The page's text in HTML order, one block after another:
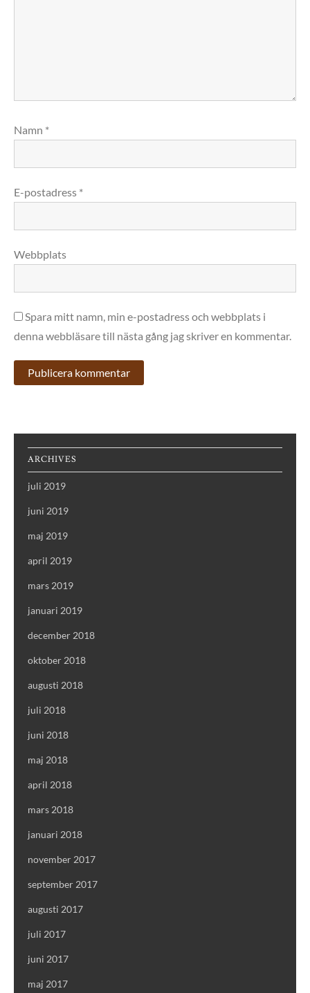
Namn *
E-postadress *
Webbplats
Spara mitt namn, min e-postadress och webbplats i
denna webbläsare till nästa gång jag skriver en kommentar.
ARCHIVES
juli 2019
juni 2019
maj 2019
april 2019
mars 2019
januari 2019
december 2018
oktober 2018
augusti 2018
juli 2018
juni 2018
maj 2018
april 2018
mars 2018
januari 2018
november 2017
september 2017
augusti 2017
juli 2017
juni 2017
maj 2017